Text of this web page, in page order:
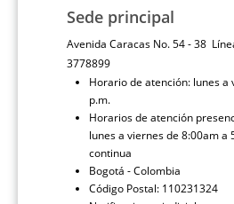
Sede principal
Avenida Caracas No. 54 - 38
3778899
Horario de atención: lunes a
p.m.
Horarios de atención
lunes a viernes de 8:00am a
continua
Bogotá - Colombia
Código Postal: 110231324